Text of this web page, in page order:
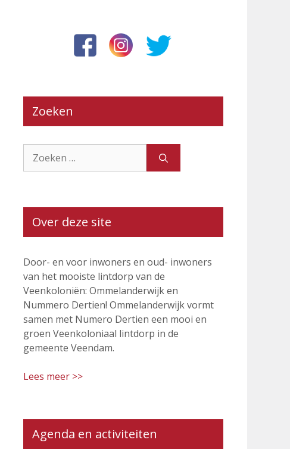
Zoeken
naar:
Over deze site
Door- en voor inwoners en oud- inwoners
van het mooiste lintdorp van de
Veenkoloniën: Ommelanderwijk en
Nummero Dertien! Ommelanderwijk vormt
samen met Numero Dertien een mooi en
groen Veenkoloniaal lintdorp in de
gemeente Veendam.
Lees meer >>
Agenda en activiteiten